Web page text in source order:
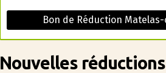
Bon de Réduction
Nouvelles réductions